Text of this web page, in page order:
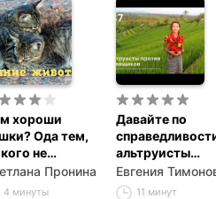
хороши
Ода тем,
не
Пронина
4 минуты
Давайте по
альтруисты
против
халявщиков
Евгения
11 минут